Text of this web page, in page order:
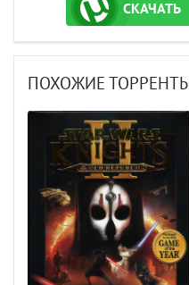
СКАЧАТЬ
ТОРРЕНТ
ПОХОЖИЕ ТОРРЕНТЫ